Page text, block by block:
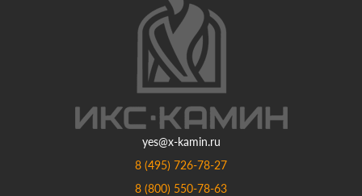
yes@x-kamin.ru
8 (495) 726-78-27
8 (800) 550-78-63